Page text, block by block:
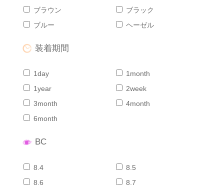
ブラウン
ブラック
ブルー
ヘーゼル
装着期間
1day
1month
1year
2week
3month
4month
6month
BC
8.4
8.5
8.6
8.7